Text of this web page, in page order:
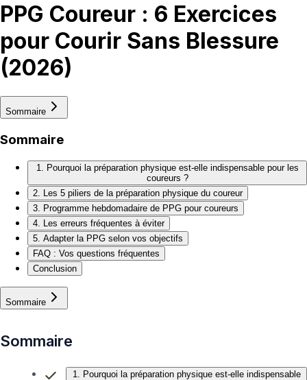
PPG Coureur : 6 Exercices
pour Courir Sans Blessure
(2026)
Sommaire
Sommaire
1. Pourquoi la préparation physique est-elle indispensable pour les
coureurs ?
2. Les 5 piliers de la préparation physique du coureur
3. Programme hebdomadaire de PPG pour coureurs
4. Les erreurs fréquentes à éviter
5. Adapter la PPG selon vos objectifs
FAQ : Vos questions fréquentes
Conclusion
Sommaire
Sommaire
1. Pourquoi la préparation physique est-elle indispensable